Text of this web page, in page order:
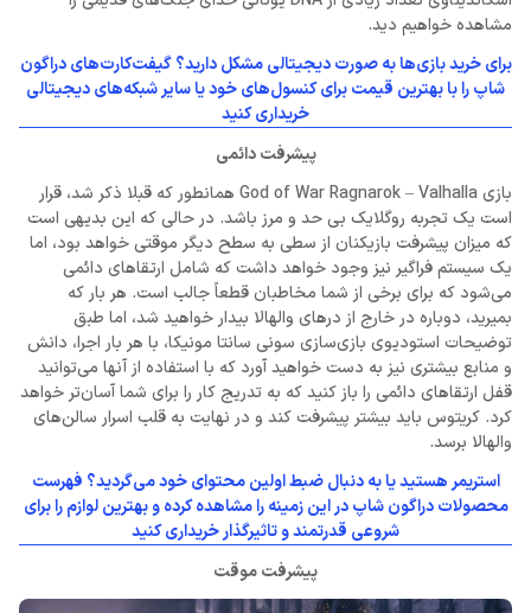
مشاهده خواهیم دید.
برای خرید بازی‌ها به صورت دیجیتالی مشکل دارید؟ گیفت‌کارت‌های دراگون
شاپ را با بهترین قیمت برای کنسول‌های خود یا سایر شبکه‌های دیجیتالی
خریداری کنید
پیشرفت دائمی
بازی God of War Ragnarok – Valhalla همانطور که قبلا ذکر شد، قرار
است یک تجربه روگلایک بی حد و مرز باشد. در حالی که این بدیهی است
که میزان پیشرفت بازیکنان از سطی به سطح دیگر موقتی خواهد بود، اما
یک سیستم فراگیر نیز وجود خواهد داشت که شامل ارتقاهای دائمی
می‌شود که برای برخی از شما مخاطبان قطعاً جالب است. هر بار که
بمیرید، دوباره در خارج از درهای والهالا بیدار خواهید شد، اما طبق
توضیحات استودیوی بازی‌سازی سونی سانتا مونیکا، با هر بار اجرا، دانش
و منابع بیشتری نیز به دست خواهید آورد که با استفاده از آنها می‌توانید
قفل ارتقاهای دائمی را باز کنید که به تدریج کار را برای شما آسان‌تر خواهد
کرد. کریتوس باید بیشتر پیشرفت کند و در نهایت به قلب اسرار سالن‌های
والهالا برسد.
استریمر هستید یا به دنبال ضبط اولین محتوای خود می‌گردید؟ فهرست
محصولات دراگون شاپ در این زمینه را مشاهده کرده و بهترین لوازم را برای
شروعی قدرتمند و تاثیرگذار خریداری کنید
پیشرفت موقت